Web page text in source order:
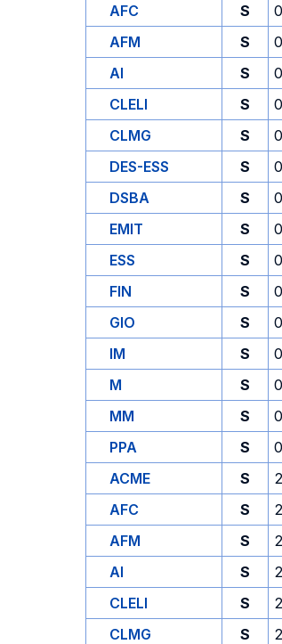
AFC
S
AFM
S
AI
S
CLELI
S
CLMG
S
DES-ESS
S
DSBA
S
EMIT
S
ESS
S
FIN
S
GIO
S
IM
S
M
S
MM
S
PPA
S
ACME
S
AFC
S
AFM
S
AI
S
CLELI
S
CLMG
S